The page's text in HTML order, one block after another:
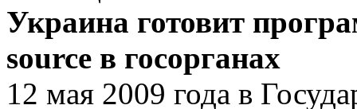
Украина готовит
source в госорганах
12 мая 2009 года в